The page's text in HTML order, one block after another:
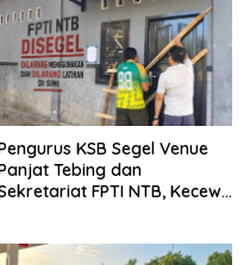
KSB Segel Venue
Tebing dan
FPTI NTB, Kecewa